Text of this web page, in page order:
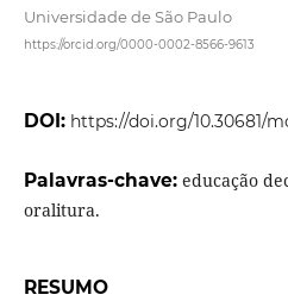
Universidade de São Paulo
https://orcid.org/0000-0002-8566-9613
DOI: https://doi.org/10.30681/
Palavras-chave: educação
oralitura.
RESUMO